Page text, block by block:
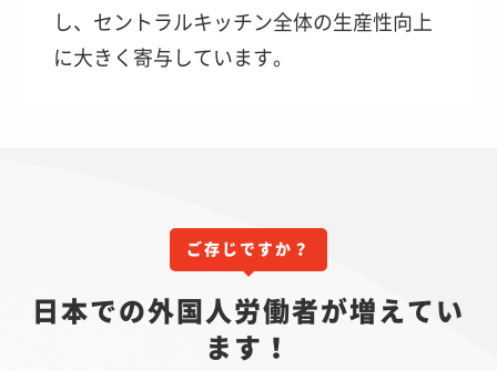
し、セントラルキッチン全体の生産性向上
に大きく寄与しています。
ご存じですか？
日本での外国人労働者が増えてい
ます！